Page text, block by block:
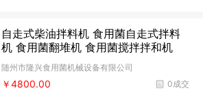
自走式柴油拌料机 食用菌自走式拌料
机 食用菌翻堆机 食用菌搅拌拌和机
随州市隆兴食用菌机械设备有限公司
0成交
￥4800.00